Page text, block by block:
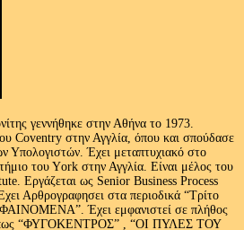
γεννήθηκε στην Αθήνα το 1973.
Coventry στην Αγγλία, όπου και σπούδασε
Υπολογιστών. Έχει μεταπτυχιακό στο
του Υork στην Αγγλία. Είναι μέλος του
Εργάζεται ως Senior Business Process
Αρθρογραφησει στα περιοδικά “Τρίτο
Έχει εμφανιστεί σε πλήθος
“ΦΥΓΟΚΕΝΤΡΟΣ” , “ΟΙ ΠΥΛΕΣ ΤΟΥ